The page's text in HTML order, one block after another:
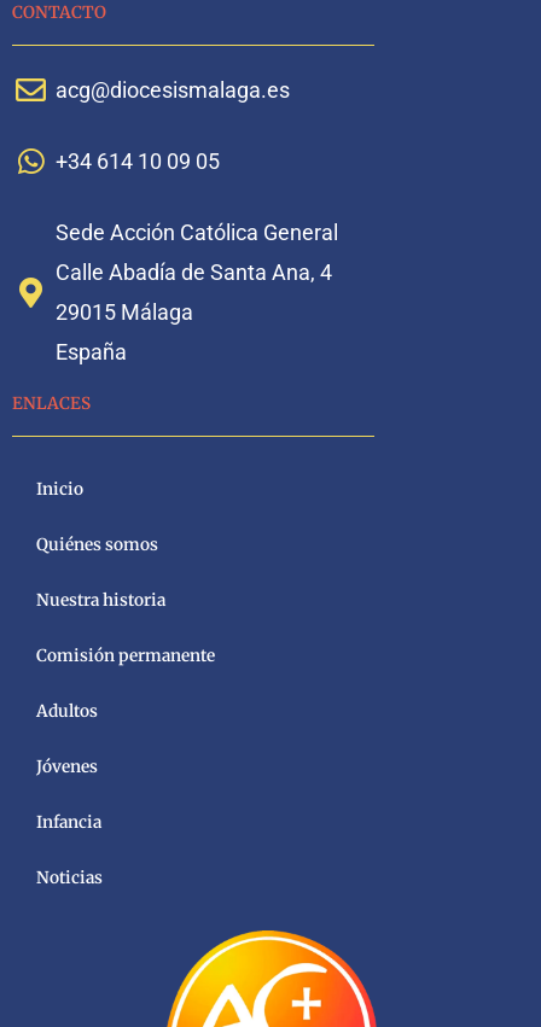
CONTACTO
acg@diocesismalaga.es
+34 614 10 09 05
Sede Acción Católica General
Calle Abadía de Santa Ana, 4
29015 Málaga
España
ENLACES
Inicio
Quiénes somos
Nuestra historia
Comisión permanente
Adultos
Jóvenes
Infancia
Noticias